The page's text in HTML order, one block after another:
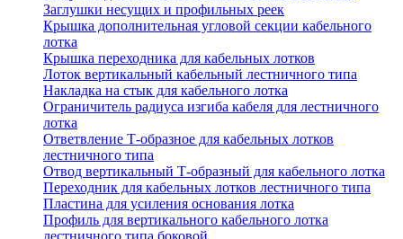
Заглушки несущих и профильных реек
Крышка дополнительная угловой секции кабельного
лотка
Крышка переходника для кабельных лотков
Лоток вертикальный кабельный лестничного типа
Накладка на стык для кабельного лотка
Ограничитель радиуса изгиба кабеля для лестничного
лотка
Ответвление Т-образное для кабельных лотков
лестничного типа
Отвод вертикальный Т-образный для кабельного лотка
Переходник для кабельных лотков лестничного типа
Пластина для усиления основания лотка
Профиль для вертикального кабельного лотка
лестничного типа боковой